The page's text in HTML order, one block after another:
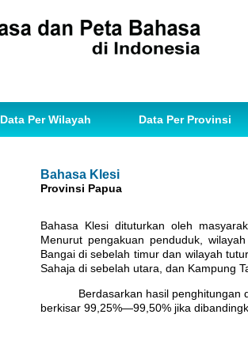
Data Per Wilayah Data Per Provinsi
Bahasa Klesi
Provinsi Papua
Bahasa Klesi dituturkan oleh
Menurut pengakuan penduduk,
Bangai di sebelah timur dan wilayah
Sahaja di sebelah utara, dan Kampung
Berdasarkan hasil penghitungan
berkisar 99,25%—99,50% jika